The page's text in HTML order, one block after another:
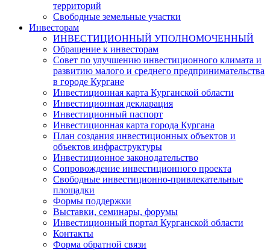
территорий
Свободные земельные участки
Инвесторам
ИНВЕСТИЦИОННЫЙ УПОЛНОМОЧЕННЫЙ
Обращение к инвесторам
Совет по улучшению инвестиционного климата и
развитию малого и среднего предпринимательства
в городе Кургане
Инвестиционная карта Курганской области
Инвестиционная декларация
Инвестиционный паспорт
Инвестиционная карта города Кургана
План создания инвестиционных объектов и
объектов инфраструктуры
Инвестиционное законодательство
Сопровождение инвестиционного проекта
Свободные инвестиционно-привлекательные
площадки
Формы поддержки
Выставки, семинары, форумы
Инвестиционный портал Курганской области
Контакты
Форма обратной связи